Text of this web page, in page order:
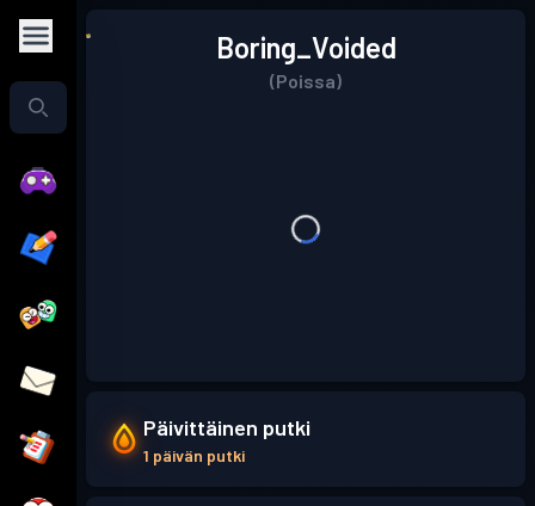
Boring_Voided
(Poissa)
Päivittäinen putki
1 päivän putki